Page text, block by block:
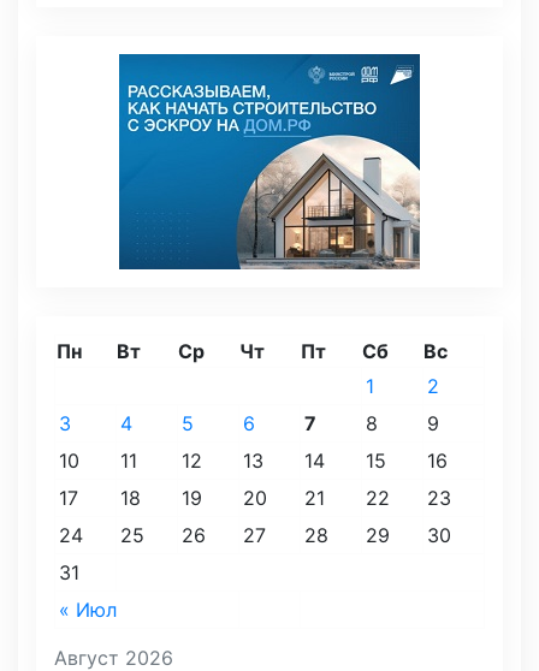
Август 2026
Пн Вт Ср Чт Пт Сб Вс
« Июл
1
2
3
4 5 6 7 8
9
10
11 12 13 14 15
16
17
18 19 20 21 22
23
24
25 26 27 28 29
30
31